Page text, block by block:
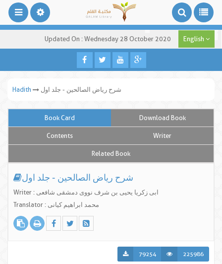
Updated On : Wednesday 28 October 2020 English
Hadith شرح ریاض الصالحین - جلد اول
Book Card Download Book
Contents Writer
Related Book
شرح ریاض الصالحین - جلد اول
Writer : ابی زکریا یحیی بن شرف نووی دمشقی شافعی
Translator : محمد ابراهیم کیانی
79254 225986